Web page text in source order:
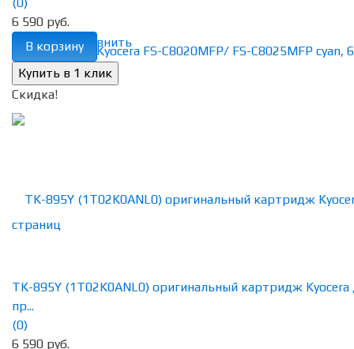
избранное сравнить
6 590 руб.
В корзину
Скидка!
TK-895Y (1T02K0ANL0) оригинальный картридж Kyocera
пр...
(0)
6 590 руб.